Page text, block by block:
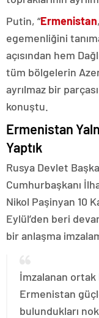
Putin, “Ermenistan
egemenliğini
açısından hem
tüm bölgelerin
ayrılmaz bir
konuştu.
Ermenistan
Yaptık
Rusya Devlet
Cumhurbaşkanı
Nikol Paşinyan 10
Eylül’den beri
bir anlaşma
İmzalanan
Ermenistan
bulundukları